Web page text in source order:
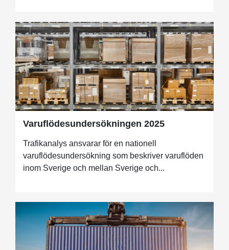
Varuflödesundersökningen 2025
Trafikanalys ansvarar för en nationell
varuflödesundersökning som beskriver varuflöden
inom Sverige och mellan Sverige och...